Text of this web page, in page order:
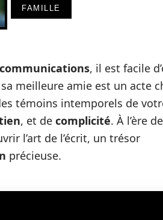
FAMILLE
communications, il est facile
meilleure amie est un acte
témoins intemporels de
, et de complicité. À l’ère
l’art de l’écrit, un trésor
précieuse.